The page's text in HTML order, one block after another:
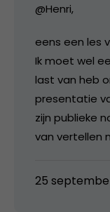
@Henri,
eens een les
Ik moet wel
last van heb
presentatie
zijn publieke
van vertellen
25